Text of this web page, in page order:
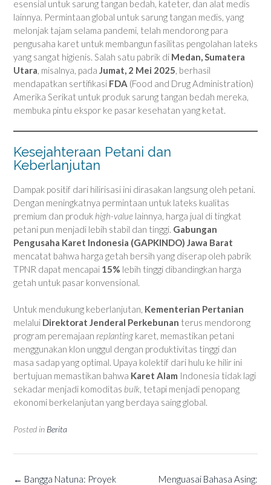
esensial untuk sarung tangan bedah, kateter, dan alat medis
lainnya. Permintaan global untuk sarung tangan medis, yang
melonjak tajam selama pandemi, telah mendorong para
pengusaha karet untuk membangun fasilitas pengolahan lateks
yang sangat higienis. Salah satu pabrik di Medan, Sumatera
Utara, misalnya, pada Jumat, 2 Mei 2025, berhasil
mendapatkan sertifikasi FDA (Food and Drug Administration)
Amerika Serikat untuk produk sarung tangan bedah mereka,
membuka pintu ekspor ke pasar kesehatan yang ketat.
Kesejahteraan Petani dan
Keberlanjutan
Dampak positif dari hilirisasi ini dirasakan langsung oleh petani.
Dengan meningkatnya permintaan untuk lateks kualitas
premium dan produk high-value lainnya, harga jual di tingkat
petani pun menjadi lebih stabil dan tinggi. Gabungan
Pengusaha Karet Indonesia (GAPKINDO) Jawa Barat
mencatat bahwa harga getah bersih yang diserap oleh pabrik
TPNR dapat mencapai 15% lebih tinggi dibandingkan harga
getah untuk pasar konvensional.
Untuk mendukung keberlanjutan, Kementerian Pertanian
melalui Direktorat Jenderal Perkebunan terus mendorong
program peremajaan replanting karet, memastikan petani
menggunakan klon unggul dengan produktivitas tinggi dan
masa sadap yang optimal. Upaya kolektif dari hulu ke hilir ini
bertujuan memastikan bahwa Karet Alam Indonesia tidak lagi
sekadar menjadi komoditas bulk, tetapi menjadi penopang
ekonomi berkelanjutan yang berdaya saing global.
Posted in Berita
Post
Menguasai Bahasa Asing:
← Bangga Natuna: Proyek